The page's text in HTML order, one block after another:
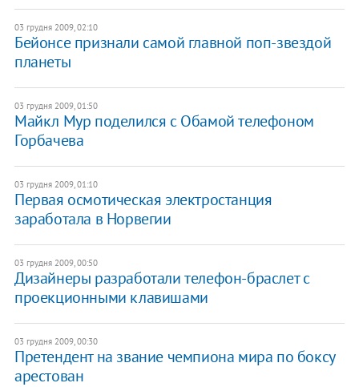
03 грудня 2009, 02:10
Бейонсе признали самой главной поп-звездой
планеты
03 грудня 2009, 01:50
Майкл Мур поделился с Обамой телефоном
Горбачева
03 грудня 2009, 01:10
Первая осмотическая электростанция
заработала в Норвегии
03 грудня 2009, 00:50
Дизайнеры разработали телефон-браслет с
проекционными клавишами
03 грудня 2009, 00:30
Претендент на звание чемпиона мира по боксу
арестован